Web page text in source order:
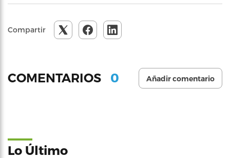
Compartir
COMENTARIOS 0 Añadir comentario
Lo Último